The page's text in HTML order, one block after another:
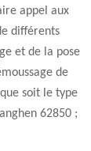
appel aux
différents
et de la pose
de
soit le type
62850 ;